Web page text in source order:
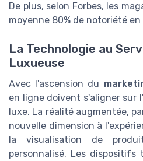
De plus, selon Forbes, les
moyenne 80% de notoriété
La Technologie au
Luxueuse
Avec l'ascension du
en ligne doivent s'aligner sur
luxe. La réalité augmentée,
nouvelle dimension à
la visualisation de
personnalisé. Les dispositifs